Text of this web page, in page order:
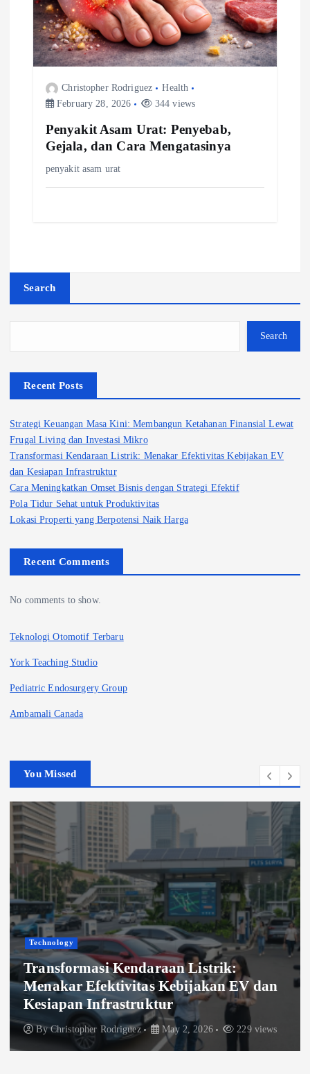
Christopher Rodriguez
Health
February 28, 2026
344 views
Penyakit Asam Urat: Penyebab,
Gejala, dan Cara Mengatasinya
penyakit asam urat
Search
Search
Recent Posts
Strategi Keuangan Masa Kini: Membangun Ketahanan Finansial Lewat
Frugal Living dan Investasi Mikro
Transformasi Kendaraan Listrik: Menakar Efektivitas Kebijakan EV
dan Kesiapan Infrastruktur
Cara Meningkatkan Omset Bisnis dengan Strategi Efektif
Pola Tidur Sehat untuk Produktivitas
Lokasi Properti yang Berpotensi Naik Harga
Recent Comments
No comments to show.
Teknologi Otomotif Terbaru
York Teaching Studio
Pediatric Endosurgery Group
Ambamali Canada
You Missed
Technology
Transformasi Kendaraan Listrik:
Menakar Efektivitas Kebijakan EV dan
Kesiapan Infrastruktur
ByChristopher Rodriguez May 2, 2026 229 views